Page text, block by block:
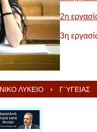
2η
3η
ΛΎΚΕΙΟ Γ΄ΥΓΕΊΑΣ